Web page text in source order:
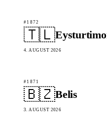
#1872
🇹🇱
4. AUGUST 2026
#1871
🇧🇿Belis
3. AUGUST 2026